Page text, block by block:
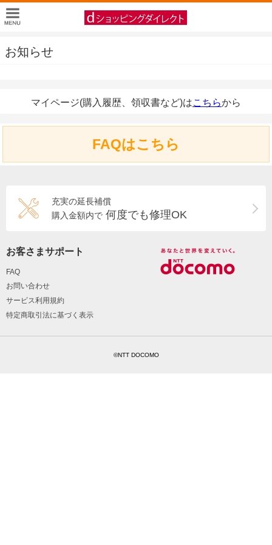
お知らせ
マイページ(購入履歴、領収書など)はこちらから
FAQはこちら
充実の延長補償
購入金額内で 何度でも修理OK
お客さまサポート
FAQ
お問い合わせ
サービス利用規約
特定商取引法に基づく表示
©NTT DOCOMO